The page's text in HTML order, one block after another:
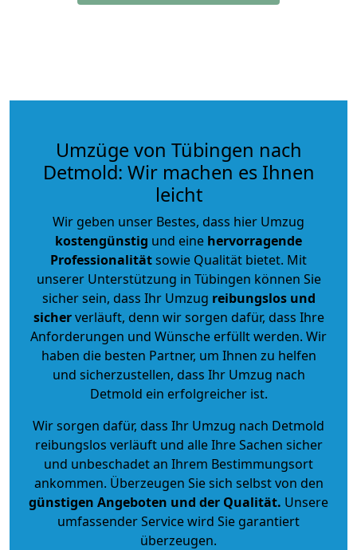
Umzüge von Tübingen nach
Detmold: Wir machen es Ihnen
leicht
Wir geben unser Bestes, dass hier Umzug
kostengünstig und eine hervorragende
Professionalitätsowie Qualität bietet. Mit
unserer Unterstützung in Tübingen können Sie
sicher sein, dass Ihr Umzug reibungslos und
sicherverläuft, denn wir sorgen dafür, dass Ihre
Anforderungen und Wünsche erfüllt werden. Wir
haben die besten Partner, um Ihnen zu helfen
und sicherzustellen, dass Ihr Umzug nach
Detmold ein erfolgreicher ist.
Wir sorgen dafür, dass Ihr Umzug nach Detmold
reibungslos verläuft und alle Ihre Sachen sicher
und unbeschadet an Ihrem Bestimmungsort
ankommen. Überzeugen Sie sich selbst von den
günstigen Angeboten und der Qualität. Unsere
umfassender Service wird Sie garantiert
überzeugen.